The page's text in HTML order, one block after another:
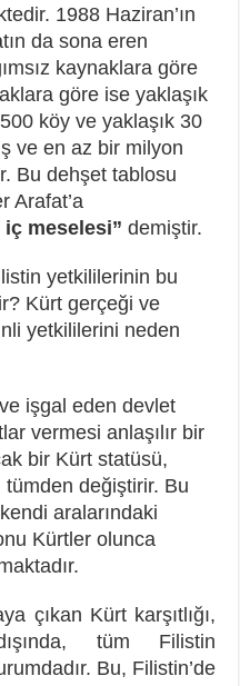
1988 Haziran’ın
da sona eren
kaynaklara göre
göre ise yaklaşık
köy ve yaklaşık 30
ve en az bir milyon
Bu dehşet tablosu
Arafat’a
iç meselesi” demiştir.
yetkililerinin bu
Kürt gerçeği ve
yetkililerini neden
işgal eden devlet
vermesi anlaşılır bir
bir Kürt statüsü,
tümden değiştirir. Bu
aralarındaki
Kürtler olunca
çıkan Kürt karşıtlığı,
tüm Filistin
Bu, Filistin’de